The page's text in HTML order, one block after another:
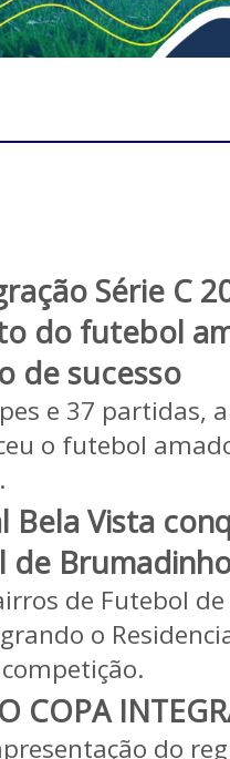
Série C
do futebol
de sucesso
e 37 partidas,
o futebol
Bela Vista
de
de Futebol
o
COPA
do